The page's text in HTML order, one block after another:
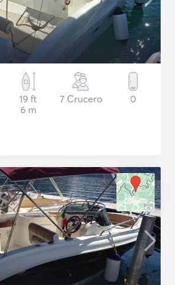
19 ft
6 m
7 Crucero 0